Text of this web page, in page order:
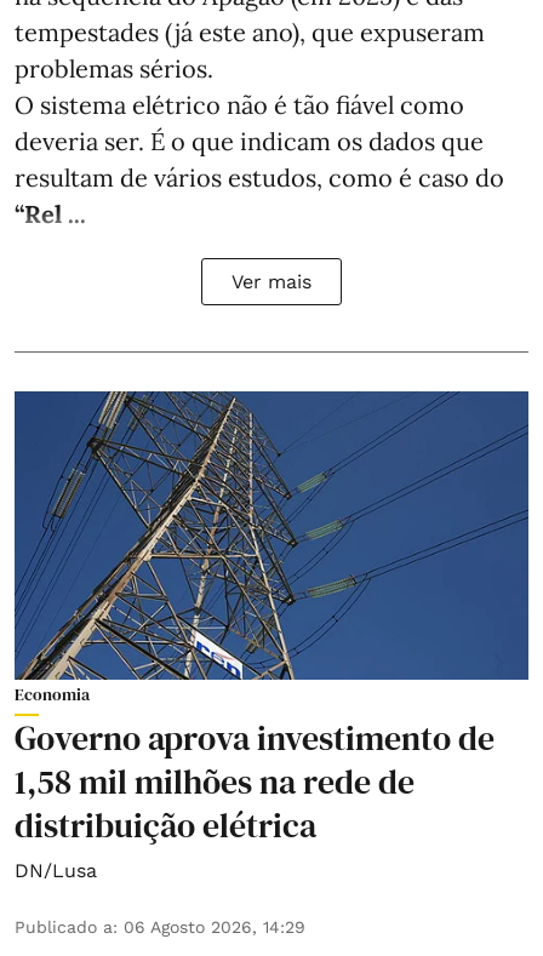
tempestades (já este ano), que expuseram
problemas sérios.
O sistema elétrico não é tão fiável como
deveria ser. É o que indicam os dados que
resultam de vários estudos, como é caso do
“Rel ...
Ver mais
Economia
Governo aprova investimento de
1,58 mil milhões na rede de
distribuição elétrica
DN/Lusa
Publicado a: 06 Agosto 2026, 14:29